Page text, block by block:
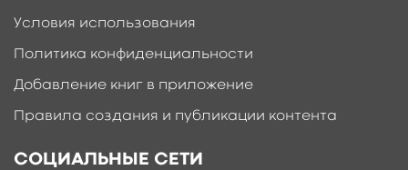
Условия использования
Политика конфиденциальности
Добавление книг в приложение
Правила создания и публикации контента
СОЦИАЛЬНЫЕ СЕТИ